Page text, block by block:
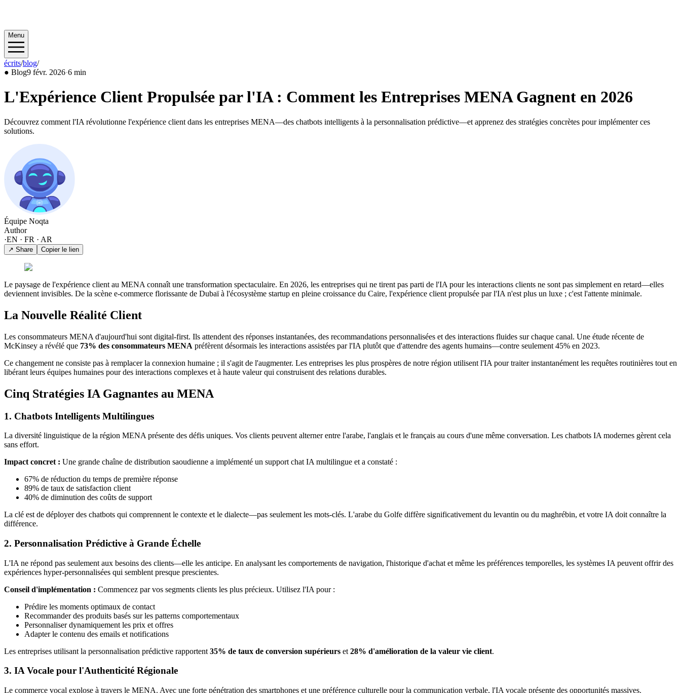
Menu
écrits/blog/2026/02
● Blog9 févr. 2026·6 min
L'Expérience Client Propulsée par l'IA : Comment les Entreprises MENA Gagnent en 2026
Découvrez comment l'IA révolutionne l'expérience client dans les entreprises MENA—des chatbots intelligents à la personnalisation prédictive—et apprenez des stratégies concrètes pour implémenter ces
solutions.
Équipe Noqta
Author
·EN · FR · AR
↗ Share Copier le lien
Le paysage de l'expérience client au MENA connaît une transformation spectaculaire. En 2026, les entreprises qui ne tirent pas parti de l'IA pour les interactions clients ne sont pas simplement en retard—elles
deviennent invisibles. De la scène e-commerce florissante de Dubaï à l'écosystème startup en pleine croissance du Caire, l'expérience client propulsée par l'IA n'est plus un luxe ; c'est l'attente minimale.
La Nouvelle Réalité Client
Les consommateurs MENA d'aujourd'hui sont digital-first. Ils attendent des réponses instantanées, des recommandations personnalisées et des interactions fluides sur chaque canal. Une étude récente de
McKinsey a révélé que 73% des consommateurs MENA préfèrent désormais les interactions assistées par l'IA plutôt que d'attendre des agents humains—contre seulement 45% en 2023.
Ce changement ne consiste pas à remplacer la connexion humaine ; il s'agit de l'augmenter. Les entreprises les plus prospères de notre région utilisent l'IA pour traiter instantanément les requêtes routinières tout en
libérant leurs équipes humaines pour des interactions complexes et à haute valeur qui construisent des relations durables.
Cinq Stratégies IA Gagnantes au MENA
1. Chatbots Intelligents Multilingues
La diversité linguistique de la région MENA présente des défis uniques. Vos clients peuvent alterner entre l'arabe, l'anglais et le français au cours d'une même conversation. Les chatbots IA modernes gèrent cela
sans effort.
Impact concret : Une grande chaîne de distribution saoudienne a implémenté un support chat IA multilingue et a constaté :
67% de réduction du temps de première réponse
89% de taux de satisfaction client
40% de diminution des coûts de support
La clé est de déployer des chatbots qui comprennent le contexte et le dialecte—pas seulement les mots-clés. L'arabe du Golfe diffère significativement du levantin ou du maghrébin, et votre IA doit connaître la
différence.
2. Personnalisation Prédictive à Grande Échelle
L'IA ne répond pas seulement aux besoins des clients—elle les anticipe. En analysant les comportements de navigation, l'historique d'achat et même les préférences temporelles, les systèmes IA peuvent offrir des
expériences hyper-personnalisées qui semblent presque prescientes.
Conseil d'implémentation : Commencez par vos segments clients les plus précieux. Utilisez l'IA pour :
Prédire les moments optimaux de contact
Recommander des produits basés sur les patterns comportementaux
Personnaliser dynamiquement les prix et offres
Adapter le contenu des emails et notifications
Les entreprises utilisant la personnalisation prédictive rapportent 35% de taux de conversion supérieurs et 28% d'amélioration de la valeur vie client.
3. IA Vocale pour l'Authenticité Régionale
Le commerce vocal explose à travers le MENA. Avec une forte pénétration des smartphones et une préférence culturelle pour la communication verbale, l'IA vocale présente des opportunités massives.